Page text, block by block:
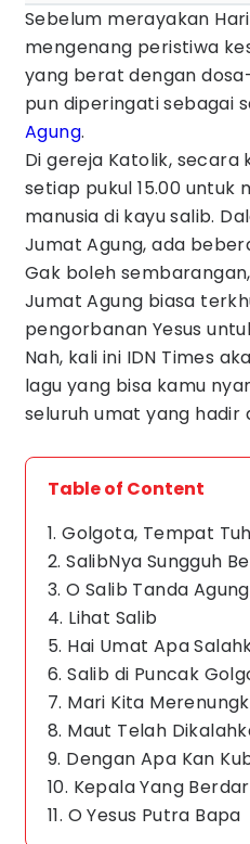
Sebelum merayakan
mengenang peristiwa
yang berat dengan
pun diperingati sebagai
Agung.
Di gereja Katolik, secara
setiap pukul 15.00 untuk
manusia di kayu salib.
Jumat Agung, ada
Gak boleh
Jumat Agung biasa
pengorbanan Yesus
Nah, kali ini IDN Times
lagu yang bisa kamu
seluruh umat yang hadir
Table of Content
1. Golgota, Tempat
2. SalibNya Sungguh
3. O Salib Tanda Agung
4. Lihat Salib
5. Hai Umat Apa
6. Salib di Puncak
7. Mari Kita
8. Maut Telah
9. Dengan Apa Kan
10. Kepala Yang
11. O Yesus Putra Bapa